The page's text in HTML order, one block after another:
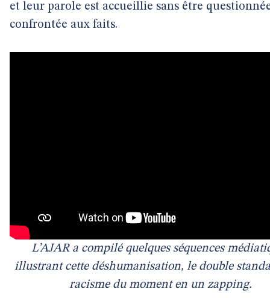
et leur parole est accueillie sans être
confrontée aux faits.
L’AJAR a compilé quelques séquences
illustrant cette déshumanisation, le double
racisme du moment en un zapping.